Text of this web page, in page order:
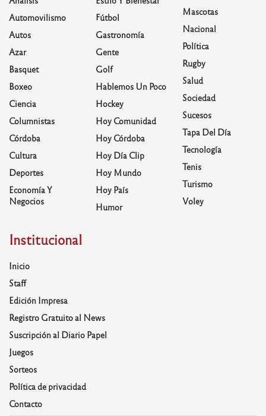
Automovilismo
Autos
Azar
Basquet
Boxeo
Ciencia
Columnistas
Córdoba
Cultura
Deportes
Economía Y
Negocios
Fútbol
Gastronomía
Gente
Golf
Hablemos Un Poco
Hockey
Hoy Comunidad
Hoy Córdoba
Hoy Día Clip
Hoy Mundo
Hoy País
Humor
Mascotas
Nacional
Política
Rugby
Salud
Sociedad
Sucesos
Tapa Del Día
Tecnología
Tenis
Turismo
Voley
Institucional
Inicio
Staff
Edición Impresa
Registro Gratuito al News
Suscripción al Diario Papel
Juegos
Sorteos
Política de privacidad
Contacto